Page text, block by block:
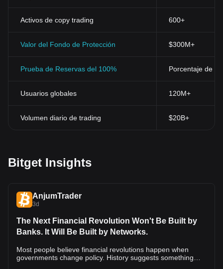
Activos de copy trading 600+
Valor del Fondo de Protección $300M+
Prueba de Reservas del 100% Porcentaje de
Usuarios globales 120M+
Volumen diario de trading $20B+
Bitget Insights
AnjumTrader
3d
The Next Financial Revolution Won't Be Built by
Banks. It Will Be Built by Networks.
Most people believe financial revolutions happen when
governments change policy. History suggests something